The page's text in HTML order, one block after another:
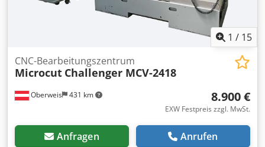
1 / 15
Oberweis 431 km
CNC-Bearbeitungszentrum
Microcut Challenger MCV-2418
8.900 €
EXW Festpreis zzgl. MwSt.
Anfragen Anrufen